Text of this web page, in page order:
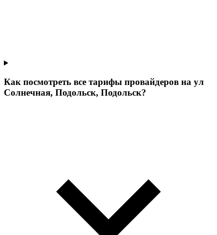
Как посмотреть все тарифы провайдеров на ул
Солнечная, Подольск, Подольск?